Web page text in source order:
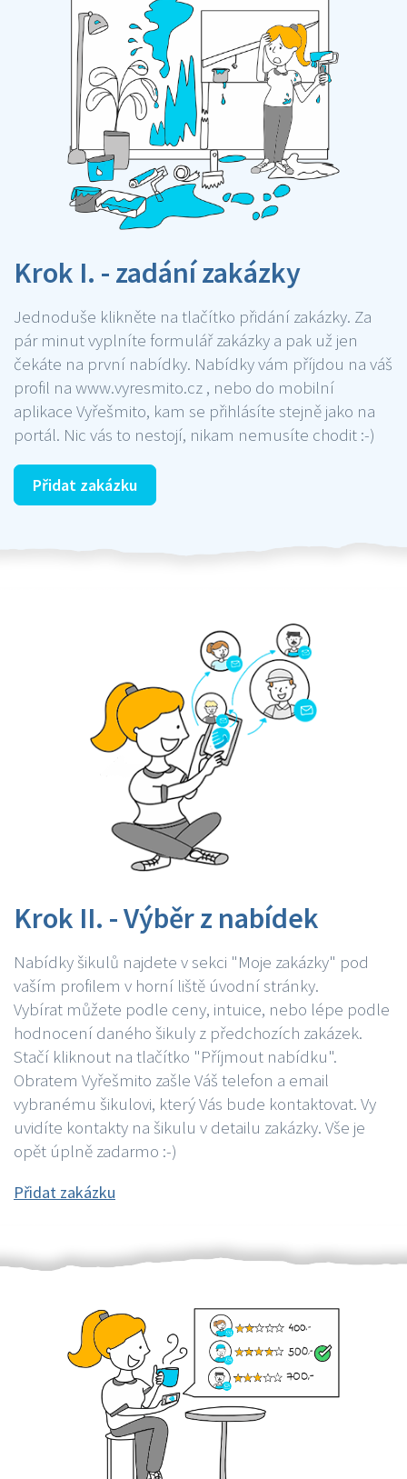
Krok I. - zadání zakázky
Jednoduše klikněte na tlačítko přidání zakázky. Za
pár minut vyplníte formulář zakázky a pak už jen
čekáte na první nabídky. Nabídky vám příjdou na váš
profil na www.vyresmito.cz , nebo do mobilní
aplikace Vyřešmito, kam se přihlásíte stejně jako na
portál. Nic vás to nestojí, nikam nemusíte chodit :-)
Přidat zakázku
Krok II. - Výběr z nabídek
Nabídky šikulů najdete v sekci "Moje zakázky" pod
vaším profilem v horní liště úvodní stránky.
Vybírat můžete podle ceny, intuice, nebo lépe podle
hodnocení daného šikuly z předchozích zakázek.
Stačí kliknout na tlačítko "Příjmout nabídku".
Obratem Vyřešmito zašle Váš telefon a email
vybranému šikulovi, který Vás bude kontaktovat. Vy
uvidíte kontakty na šikulu v detailu zakázky. Vše je
opět úplně zadarmo :-)
Přidat zakázku